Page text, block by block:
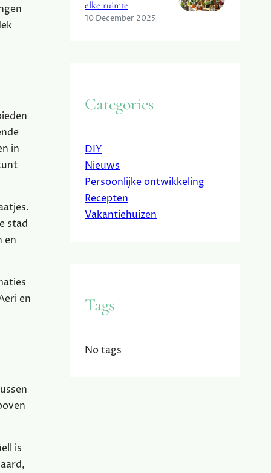
in
stad
en
en
is
elke ruimte
10 December 2025
Categories
DIY
Nieuws
Persoonlijke ontwikkeling
Recepten
Vakantiehuizen
Tags
No tags